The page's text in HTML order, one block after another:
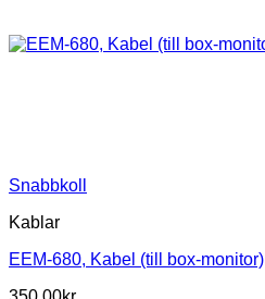
Snabbkoll
Kablar
EEM-680, Kabel (till box-monitor)